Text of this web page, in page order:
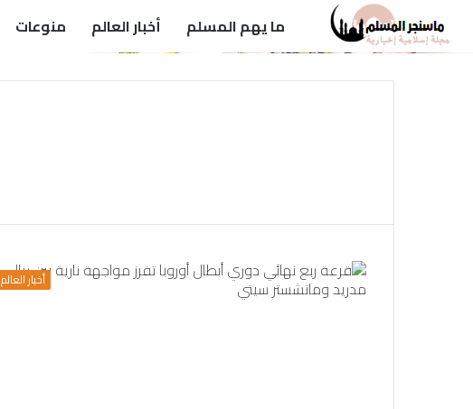
ما يهم المسلم أخبار العالم منوعات
أخبار العالم